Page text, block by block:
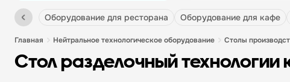
оборудование для ресторана оборудование для кафе
главная нейтральное технологическое оборудование столы
стол разделочный